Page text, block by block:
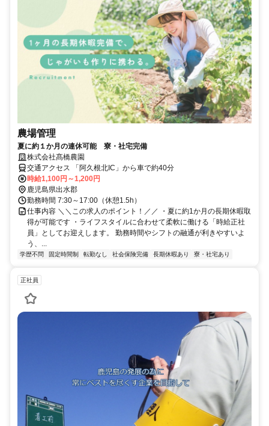
農場管理
夏に約１か月の連休可能 寮・社宅完備
株式会社髙橋農園
交通アクセス 「阿久根北IC」から車で約40分
時給1,100円～1,200円
鹿児島県出水郡
勤務時間 7:30～17:00（休憩1.5h）
仕事内容 ＼＼この求人のポイント！／／ ・夏に約1か月の長期休暇取
得が可能です ・ライフスタイルに合わせて柔軟に働ける「時給正社
員」としてお迎えします。 勤務時間やシフトの融通が利きやすいよ
う、...
学歴不問 固定時間制 転勤なし 社会保険完備 長期休暇あり 寮・社宅あり
正社員